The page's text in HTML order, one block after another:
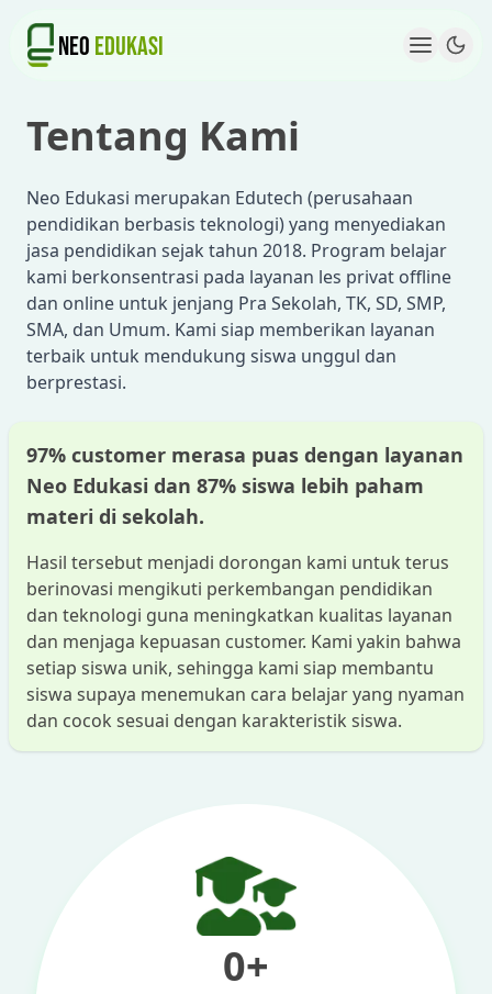
NEO EDUKASI
NEO EDUKASI
Tentang Kami
Neo Edukasi merupakan Edutech (perusahaan
pendidikan berbasis teknologi) yang menyediakan
jasa pendidikan sejak tahun 2018. Program belajar
kami berkonsentrasi pada layanan les privat offline
dan online untuk jenjang Pra Sekolah, TK, SD, SMP,
SMA, dan Umum. Kami siap memberikan layanan
terbaik untuk mendukung siswa unggul dan
berprestasi.
97% customer merasa puas dengan layanan
Neo Edukasi dan 87% siswa lebih paham
materi di sekolah.
Hasil tersebut menjadi dorongan kami untuk terus
berinovasi mengikuti perkembangan pendidikan
dan teknologi guna meningkatkan kualitas layanan
dan menjaga kepuasan customer. Kami yakin bahwa
setiap siswa unik, sehingga kami siap membantu
siswa supaya menemukan cara belajar yang nyaman
dan cocok sesuai dengan karakteristik siswa.
0+